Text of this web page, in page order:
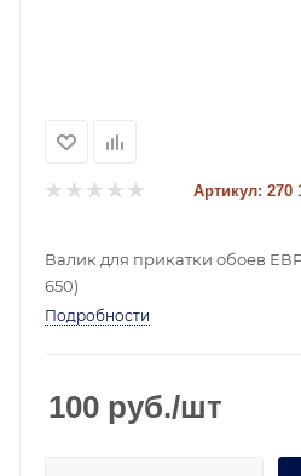
Артикул: 270
Валик для прикатки обоев
650)
Подробности
100 руб./шт